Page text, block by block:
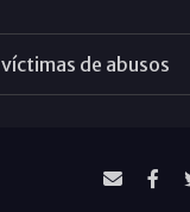
de abusos